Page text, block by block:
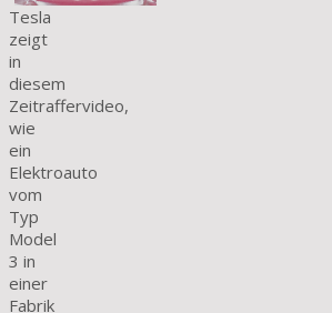
Tesla
zeigt
in
diesem
Zeitraffervideo,
wie
ein
Elektroauto
vom
Typ
Model
3 in
einer
Fabrik